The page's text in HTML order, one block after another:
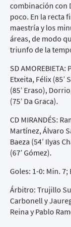
combinación con
poco. En la recta
maestría y los
áreas, de modo
triunfo de la
SD
Etxeita, Félix (85’
(85’ Eraso),
(75’ Da Graca).
CD MIRANDÉS:
Martínez, Álvaro
Baeza (54’ Ilyas
(67’ Gómez).
Goles: 1-0: Min.
Árbitro: Trujillo
Carbonell y
Reina y Pablo